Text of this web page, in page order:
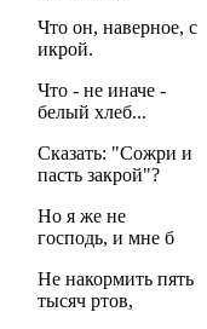
Что он, наверное, с
икрой.
Что - не иначе -
белый хлеб...
Сказать: "Сожри и
пасть закрой"?
Но я же не
господь, и мне б
Не накормить пять
тысяч ртов,